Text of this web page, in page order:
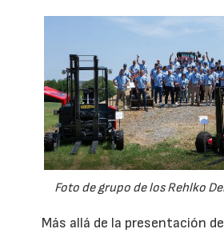
Foto de grupo de los Rehlko
Más allá de la presentación